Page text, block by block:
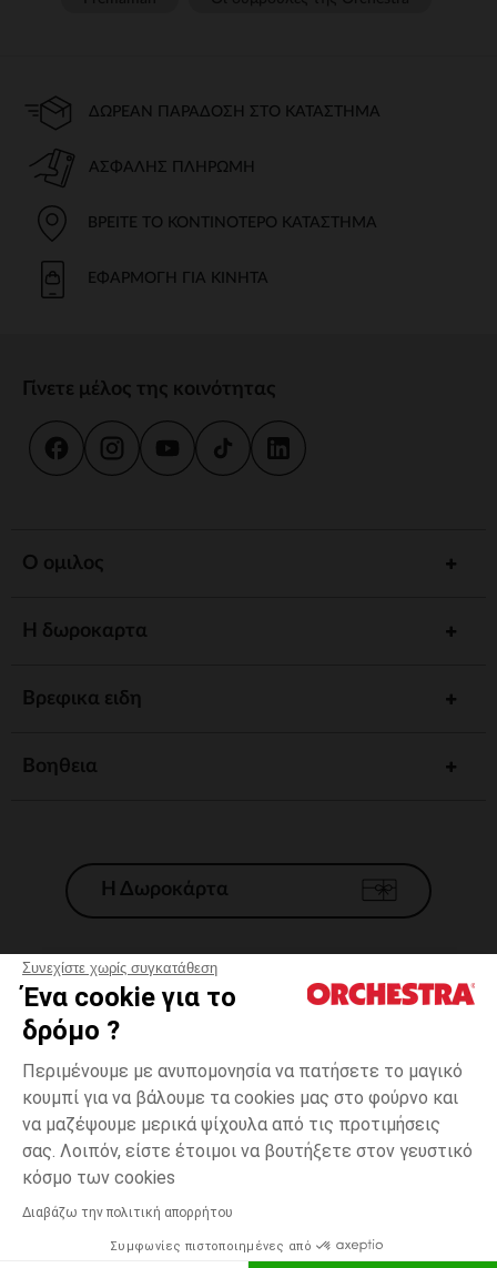
Συνεχίστε χωρίς συγκατάθεση
Ένα cookie για το
δρόμο ?
Περιμένουμε με ανυπομονησία να πατήσετε το μαγικό
κουμπί για να βάλουμε τα cookies μας στο φούρνο και
να μαζέψουμε μερικά ψίχουλα από τις προτιμήσεις
σας. Λοιπόν, είστε έτοιμοι να βουτήξετε στον γευστικό
κόσμο των cookies
Διαβάζω την πολιτική απορρήτου
Συμφωνίες πιστοποιημένες από
Πράσινο
one
Δυνατότητα πληρωμής με
ΔΩΡΕΆΝ ΠΑΡΆΔΟΣΗ ΣΤΟ ΚΑΤΆΣΤΗΜΑ
ΑΣΦΑΛΉΣ ΠΛΗΡΩΜΉ
ΒΡΕΊΤΕ ΤΟ ΚΟΝΤΙΝΌΤΕΡΟ ΚΑΤΆΣΤΗΜΑ
ΕΦΑΡΜΟΓΉ ΓΙΑ ΚΙΝΗΤΆ
Γίνετε μέλος της κοινότητας
Ο ομιλος
Η δωροκαρτα
Βρεφικα ειδη
Βοηθεια
Η Δωροκάρτα
Γενικοί 'Οροι Πώλησης
*Εμπορικες προσφορες
Προσωπικά δεδομένα
Διαχείρηση των cookies
Προσβασιμότητα: μη συμμορφούμενη
H Orchestra συμμετέχει στον κωδικά δεοντολογίας και στο σύστημα
μεσολάβησης της Γαλλικής Ομοσπονδίας Ηλεκτρονικού Εμπορίου.